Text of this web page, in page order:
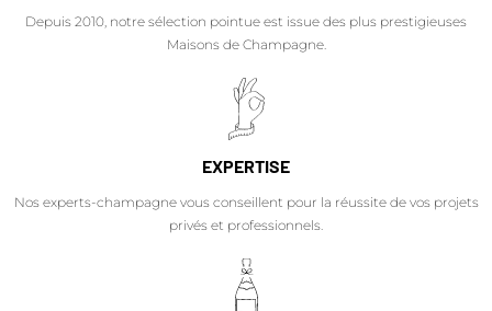
Depuis 2010, notre sélection pointue est issue des plus prestigieuses
Maisons de Champagne.
EXPERTISE
Nos experts-champagne vous conseillent pour la réussite de vos projets
privés et professionnels.